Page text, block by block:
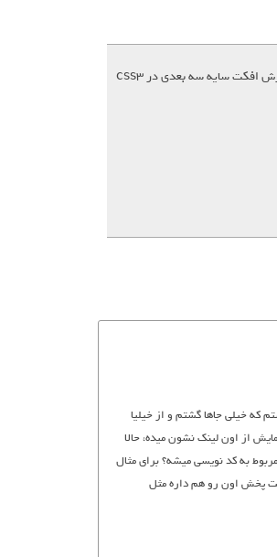
که خیلی جاها گشتم و از خیلیا
از اون لینک نشون میده، حالا
به کد نویسی میشه؟ برای مثال
پخش اون رو هم داره مثل